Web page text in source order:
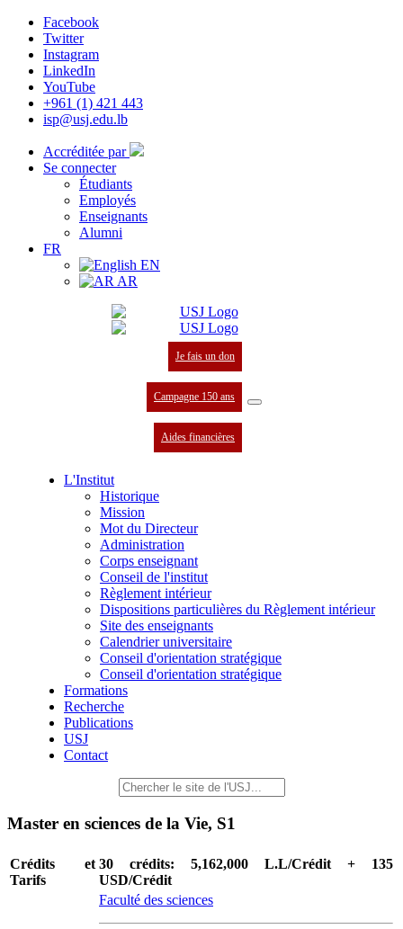
Facebook
Twitter
Instagram
LinkedIn
YouTube
+961 (1) 421 443
isp@usj.edu.lb
Accréditée par
Se connecter
Étudiants
Employés
Enseignants
Alumni
FR
EN
AR
Je fais un don
Campagne 150 ans
Aides financières
L'Institut
Historique
Mission
Mot du Directeur
Administration
Corps enseignant
Conseil de l'institut
Règlement intérieur
Dispositions particulières du Règlement intérieur
Site des enseignants
Calendrier universitaire
Conseil d'orientation stratégique
Conseil d'orientation stratégique
Formations
Recherche
Publications
USJ
Contact
Master en sciences de la Vie, S1
Crédits et
Tarifs
30 crédits: 5,162,000 L.L/Crédit + 135
USD/Crédit
Faculté des sciences